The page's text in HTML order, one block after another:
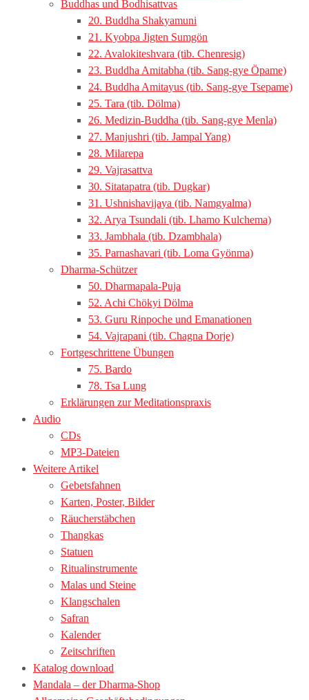
Buddhas und Bodhisattvas
20. Buddha Shakyamuni
21. Kyobpa Jigten Sumgön
22. Avalokiteshvara (tib. Chenresig)
23. Buddha Amitabha (tib. Sang-gye Öpame)
24. Buddha Amitayus (tib. Sang-gye Tsepame)
25. Tara (tib. Dölma)
26. Medizin-Buddha (tib. Sang-gye Menla)
27. Manjushri (tib. Jampal Yang)
28. Milarepa
29. Vajrasattva
30. Sitatapatra (tib. Dugkar)
31. Ushnishavijaya (tib. Namgyalma)
32. Arya Tsundali (tib. Lhamo Kulchema)
33. Jambhala (tib. Dzambhala)
35. Parnashavari (tib. Loma Gyönma)
Dharma-Schützer
50. Dharmapala-Puja
52. Achi Chökyi Dölma
53. Guru Rinpoche und Emanationen
54. Vajrapani (tib. Chagna Dorje)
Fortgeschrittene Übungen
75. Bardo
78. Tsa Lung
Erklärungen zur Meditationspraxis
Audio
CDs
MP3-Dateien
Weitere Artikel
Gebetsfahnen
Karten, Poster, Bilder
Räucherstäbchen
Thangkas
Statuen
Ritualinstrumente
Malas und Steine
Klangschalen
Safran
Kalender
Zeitschriften
Katalog download
Mandala – der Dharma-Shop